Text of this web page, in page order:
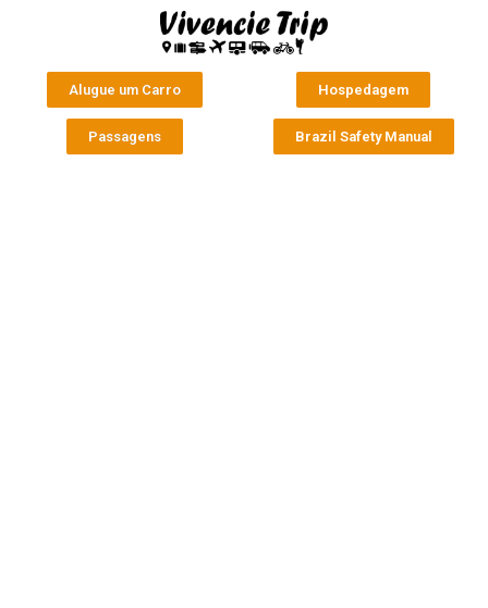
Alugue um Carro Hospedagem
Passagens Brazil Safety Manual